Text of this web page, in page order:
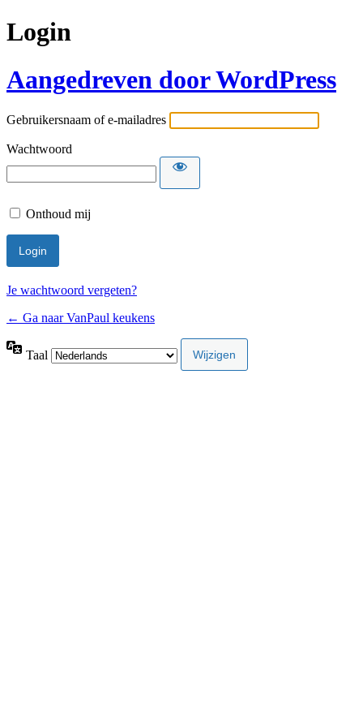
Login
Aangedreven door WordPress
Gebruikersnaam of e-mailadres
Wachtwoord
Onthoud mij
Je wachtwoord vergeten?
← Ga naar VanPaul keukens
Taal